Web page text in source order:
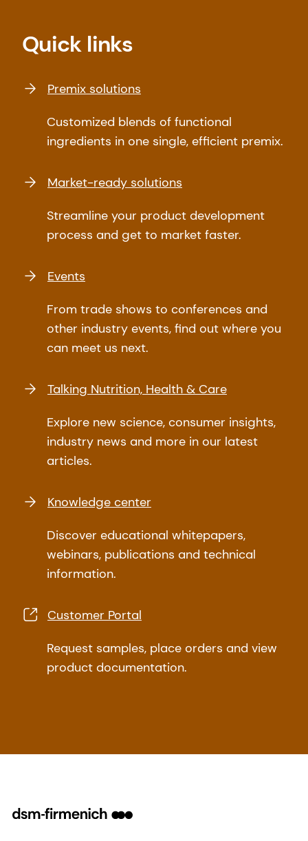
Quick links
Premix solutions
Customized blends of functional
ingredients in one single, efficient premix.
Market-ready solutions
Streamline your product development
process and get to market faster.
Events
From trade shows to conferences and
other industry events, find out where you
can meet us next.
Talking Nutrition, Health & Care
Explore new science, consumer insights,
industry news and more in our latest
articles.
Knowledge center
Discover educational whitepapers,
webinars, publications and technical
information.
Customer Portal
Request samples, place orders and view
product documentation.